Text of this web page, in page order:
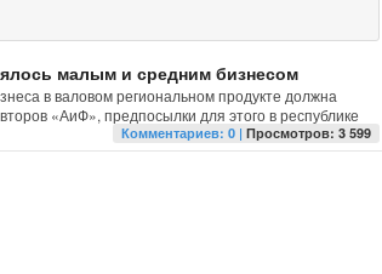
малым и средним бизнесом
в валовом региональном продукте должна
«АиФ», предпосылки для этого в республике
Комментариев: 0 |Просмотров: 3 599